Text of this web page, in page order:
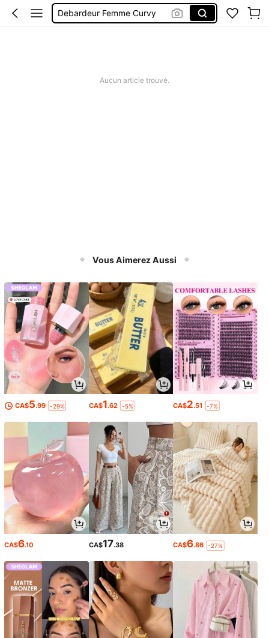
Debardeur Femme Curvy
Cowgirl Curvy
Camisole Femme Curvy
Aucun article trouvé.
Vous Aimerez Aussi
CA$5.99 -29% CA$1.62 -5% CA$2.51 -7%
CA$6.10 CA$17.38 CA$6.86 -27%